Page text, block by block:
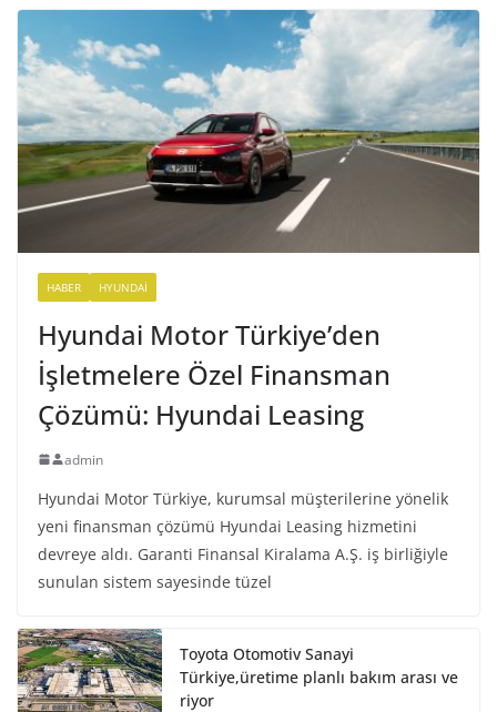
HABER HYUNDAI
Hyundai Motor Türkiye’den
İşletmelere Özel Finansman
Çözümü: Hyundai Leasing
admin
Hyundai Motor Türkiye, kurumsal müşterilerine yönelik
yeni finansman çözümü Hyundai Leasing hizmetini
devreye aldı. Garanti Finansal Kiralama A.Ş. iş birliğiyle
sunulan sistem sayesinde tüzel
Toyota Otomotiv Sanayi
Türkiye,üretime planlı bakım arası ve
riyor